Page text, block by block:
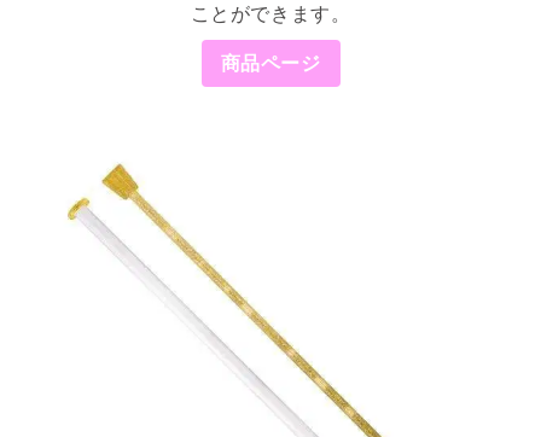
ことができます。
商品ページ